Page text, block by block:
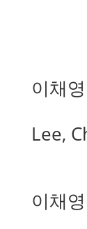
이채영
Lee,
이채영